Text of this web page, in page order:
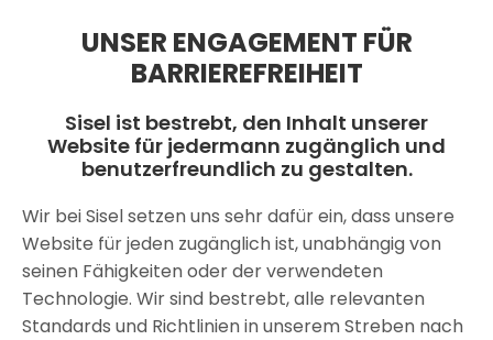
UNSER ENGAGEMENT FÜR
BARRIEREFREIHEIT
Sisel ist bestrebt, den Inhalt unserer
Website für jedermann zugänglich und
benutzerfreundlich zu gestalten.
Wir bei Sisel setzen uns sehr dafür ein, dass unsere
Website für jeden zugänglich ist, unabhängig von
seinen Fähigkeiten oder der verwendeten
Technologie. Wir sind bestrebt, alle relevanten
Standards und Richtlinien in unserem Streben nach